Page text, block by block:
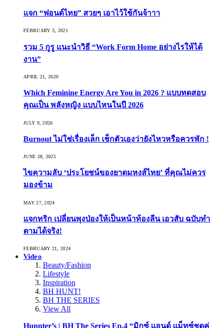
แจก “ฟอนต์ไทย” สวยๆ เอาไว้ใช้กันจ้าาา
FEBRUARY 3, 2021
รวม 5 กูรู แนะนำวิธี “Work Form Home อย่างไรให้ได้
งาน”
APRIL 21, 2020
Which Feminine Energy Are You in 2026 ? แบบทดสอบ
คุณเป็น พลังหญิง แบบไหนในปี 2026
JULY 9, 2026
Burnout ไม่ใช่เรื่องเล็ก เช็กตัวเองว่ายังไหวหรือควรพัก !
JUNE 28, 2025
ไขความลับ ‘ประโยชน์ของยาดมหงส์ไทย’ ที่คุณไม่ควร
มองข้าม
MAY 27, 2024
แจกทริก เปลี่ยนพุงป่องให้เป็นหน้าท้องลีน เอวสับ ฉบับทำ
ตามได้จริง!
FEBRUARY 21, 2024
Video
Beauty/Fashion
Lifestyle
Inspiration
BH HUNT!
BH THE SERIES
View All
Hunnter’s | BH The Series Ep.4 “มิกซ์ แอนด์ แม็ทซ์ชุดคู่